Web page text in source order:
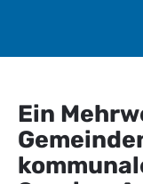
Ein